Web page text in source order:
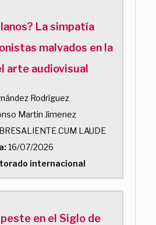
La simpatía
malvados en la
arte audiovisual
Rodríguez
Martin Jimenez
CUM LAUDE
16/07/2026
internacional
en el Siglo de